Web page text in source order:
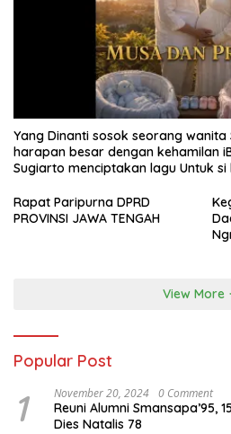
Yang Dinanti sosok seorang
harapan besar dengan kehamilan
Sugiarto menciptakan lagu Untuk
Rapat Paripurna DPRD
PROVINSI JAWA TENGAH
View More
Popular Post
1 November 20, 2024 0 Comment
Reuni Alumni Smansapa’95,
Dies Natalis 78